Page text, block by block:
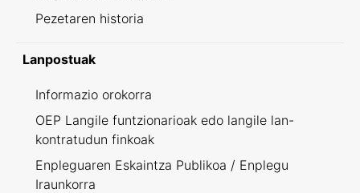
Pezetaren historia
Lanpostuak
Informazio orokorra
OEP Langile funtzionarioak edo langile lan-
kontratudun finkoak
Enpleguaren Eskaintza Publikoa / Enplegu
Iraunkorra